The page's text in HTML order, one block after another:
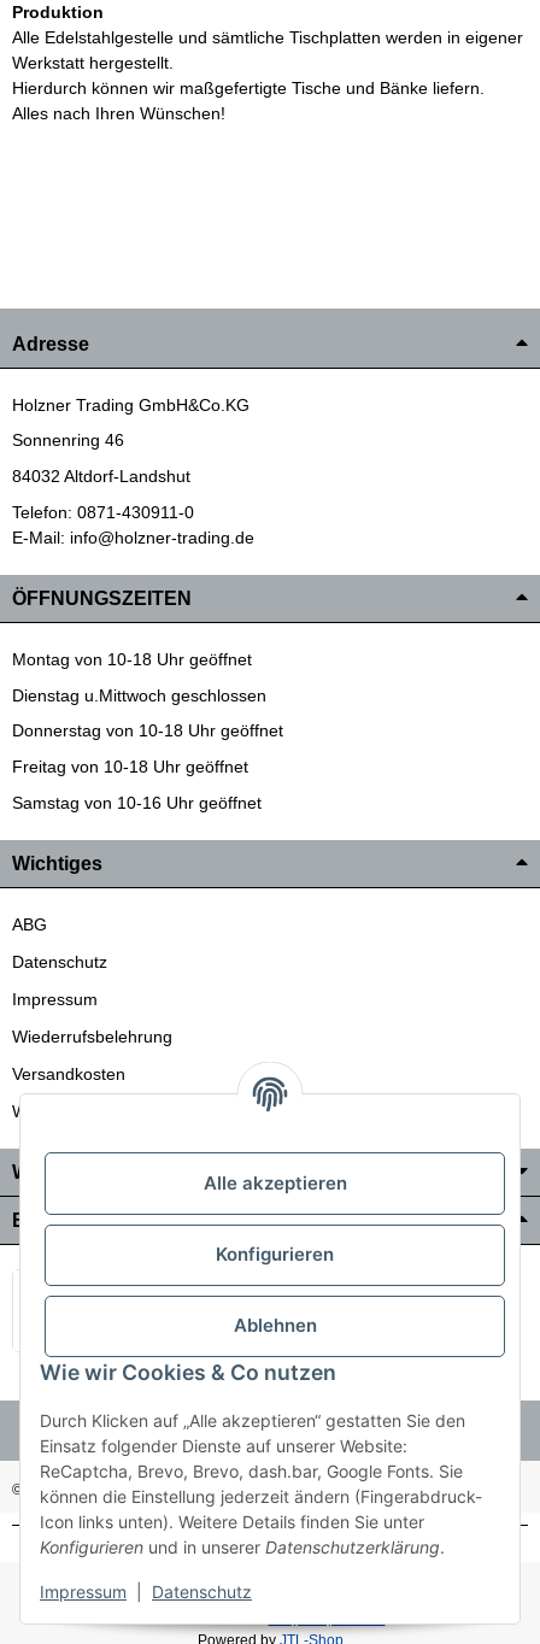
Produktion
Alle Edelstahlgestelle und sämtliche Tischplatten werden in eigener
Werkstatt hergestellt.
Hierdurch können wir maßgefertigte Tische und Bänke liefern.
Alles nach Ihren Wünschen!
Adresse
Holzner Trading GmbH&Co.KG
Sonnenring 46
84032 Altdorf-Landshut
Telefon: 0871-430911-0
E-Mail: info@holzner-trading.de
ÖFFNUNGSZEITEN
Montag von 10-18 Uhr geöffnet
Dienstag u.Mittwoch geschlossen
Donnerstag von 10-18 Uhr geöffnet
Freitag von 10-18 Uhr geöffnet
Samstag von 10-16 Uhr geöffnet
Wichtiges
ABG
Datenschutz
Impressum
Wiederrufsbelehrung
Versandkosten
Wir liefern auch in die Schweiz
Wo Sie uns finden
Bezahlung & Versand
© Holzner-Trading GmbH&Co KG Besucherzähler: 3513514
* Alle Preise inkl. gesetzlicher USt., zzgl.
Powered by JTL-Shop
Alle akzeptieren
Konfigurieren
Ablehnen
Wie wir Cookies & Co nutzen
Durch Klicken auf „Alle akzeptieren“ gestatten Sie den
Einsatz folgender Dienste auf unserer Website:
ReCaptcha, Brevo, Brevo, dash.bar, Google Fonts. Sie
können die Einstellung jederzeit ändern (Fingerabdruck-
Icon links unten). Weitere Details finden Sie unter
Konfigurieren und in unserer Datenschutzerklärung.
Impressum Datenschutz